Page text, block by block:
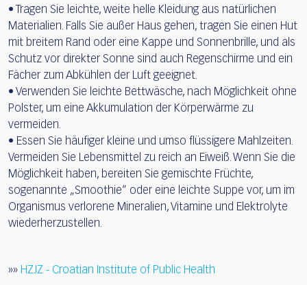
• Tragen Sie leichte, weite helle Kleidung aus natürlichen
Materialien. Falls Sie außer Haus gehen, tragen Sie einen Hut
mit breitem Rand oder eine Kappe und Sonnenbrille, und als
Schutz vor direkter Sonne sind auch Regenschirme und ein
Fächer zum Abkühlen der Luft geeignet.
• Verwenden Sie leichte Bettwäsche, nach Möglichkeit ohne
Polster, um eine Akkumulation der Körperwärme zu
vermeiden.
• Essen Sie häufiger kleine und umso flüssigere Mahlzeiten.
Vermeiden Sie Lebensmittel zu reich an Eiweiß. Wenn Sie die
Möglichkeit haben, bereiten Sie gemischte Früchte,
sogenannte „Smoothie“ oder eine leichte Suppe vor, um im
Organismus verlorene Mineralien, Vitamine und Elektrolyte
wiederherzustellen.
»» HZJZ - Croatian Institute of Public Health